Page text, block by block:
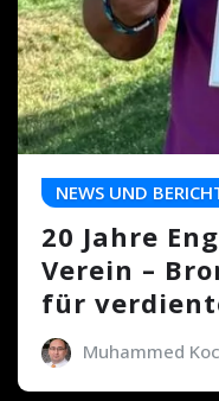
NEWS UND
20 Jahre
Verein –
für
Muhammed